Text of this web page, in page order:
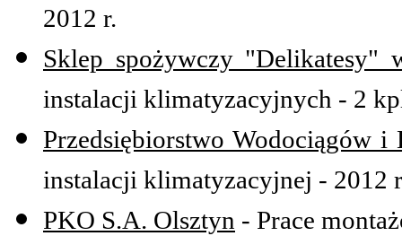
2012 r.
Sklep spożywczy "Delikatesy"
instalacji klimatyzacyjnych - 2
Przedsiębiorstwo Wodociągów
instalacji klimatyzacyjnej - 2012
PKO S.A. Olsztyn - Prace